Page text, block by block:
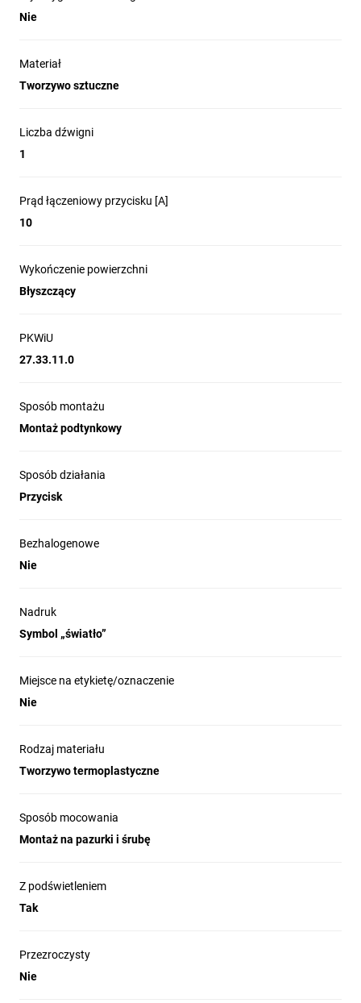
Nie
Materiał
Tworzywo sztuczne
Liczba dźwigni
1
Prąd łączeniowy przycisku [A]
10
Wykończenie powierzchni
Błyszczący
PKWiU
27.33.11.0
Sposób montażu
Montaż podtynkowy
Sposób działania
Przycisk
Bezhalogenowe
Nie
Nadruk
Symbol „światło”
Miejsce na etykietę/oznaczenie
Nie
Rodzaj materiału
Tworzywo termoplastyczne
Sposób mocowania
Montaż na pazurki i śrubę
Z podświetleniem
Tak
Przezroczysty
Nie